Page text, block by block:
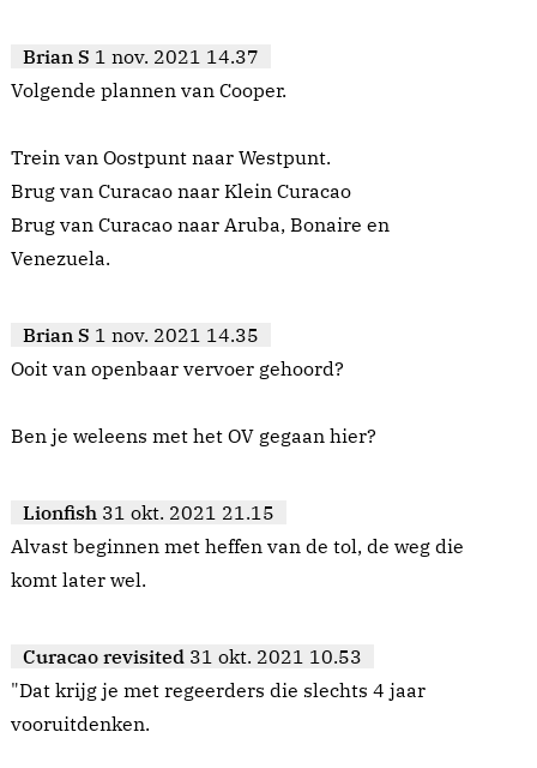
Brian S 1 nov. 2021 14.37
Volgende plannen van Cooper.
Trein van Oostpunt naar Westpunt.
Brug van Curacao naar Klein Curacao
Brug van Curacao naar Aruba, Bonaire en
Venezuela.
Brian S 1 nov. 2021 14.35
Ooit van openbaar vervoer gehoord?
Ben je weleens met het OV gegaan hier?
Lionfish 31 okt. 2021 21.15
Alvast beginnen met heffen van de tol, de weg die
komt later wel.
Curacao revisited 31 okt. 2021 10.53
"Dat krijg je met regeerders die slechts 4 jaar
vooruitdenken.